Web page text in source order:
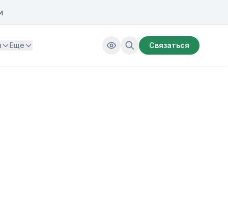
Еще Связаться